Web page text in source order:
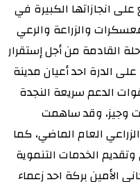
انجازاتها الكبيرة في
والزراعة والرعي
القادمة من أجل إستقرار
الدرة احد أعيان مدينة
الدعم سريعة النجدة
وجيز، وقد ساهمت
العام الماضي، كما
الخدمات التنموية
الأمين بركة احد زعماء